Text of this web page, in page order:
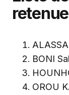
BONI
OROU